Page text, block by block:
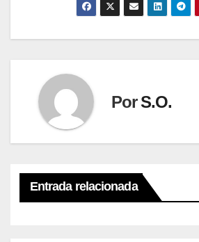
PorS.O.
Entrada relacionada